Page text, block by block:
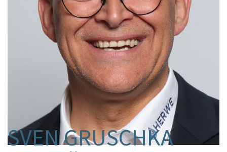
SVEN GRUSCHKA